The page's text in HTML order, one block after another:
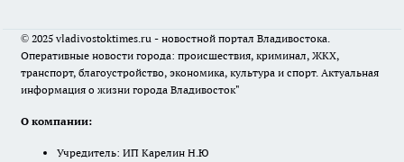
© 2025 vladivostoktimes.ru - новостной портал Владивостока.
Оперативные новости города: происшествия, криминал, ЖКХ,
транспорт, благоустройство, экономика, культура и спорт. Актуальная
информация о жизни города Владивосток"
О компании:
Учредитель: ИП Карелин Н.Ю